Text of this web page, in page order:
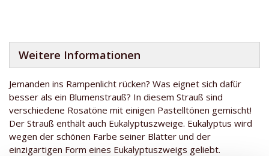
Weitere Informationen
Jemanden ins Rampenlicht rücken? Was eignet sich dafür
besser als ein Blumenstrauß? In diesem Strauß sind
verschiedene Rosatöne mit einigen Pastelltönen gemischt!
Der Strauß enthält auch Eukalyptuszweige. Eukalyptus wird
wegen der schönen Farbe seiner Blätter und der
einzigartigen Form eines Eukalyptuszweigs geliebt.